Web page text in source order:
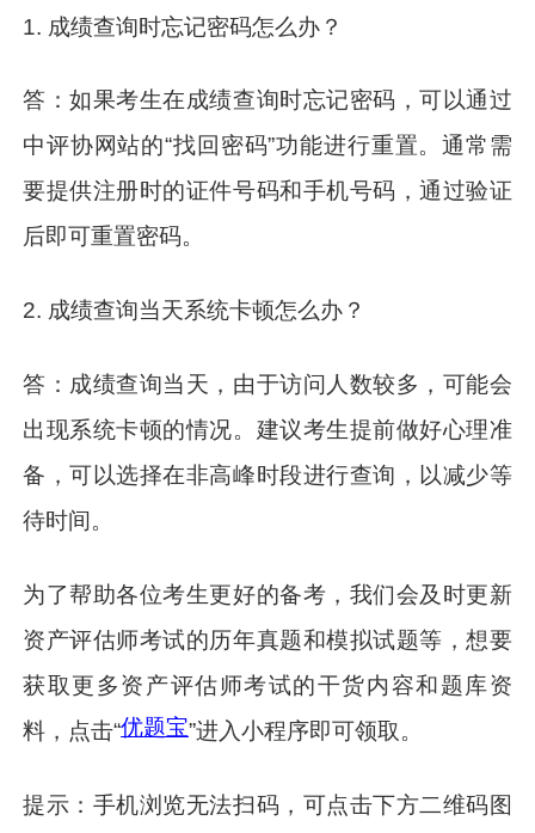
1. 成绩查询时忘记密码怎么办？
答：如果考生在成绩查询时忘记密码，可以通过
中评协网站的“找回密码”功能进行重置。通常需
要提供注册时的证件号码和手机号码，通过验证
后即可重置密码。
2. 成绩查询当天系统卡顿怎么办？
答：成绩查询当天，由于访问人数较多，可能会
出现系统卡顿的情况。建议考生提前做好心理准
备，可以选择在非高峰时段进行查询，以减少等
待时间。
为了帮助各位考生更好的备考，我们会及时更新
资产评估师考试的历年真题和模拟试题等，想要
获取更多资产评估师考试的干货内容和题库资
料，点击“优题宝”进入小程序即可领取。
提示：手机浏览无法扫码，可点击下方二维码图